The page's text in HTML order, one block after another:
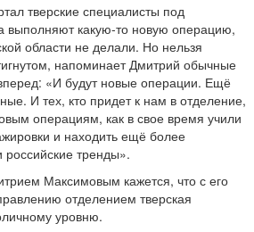
тверские специалисты под
выполняют какую-то новую операцию,
области не делали. Но нельзя
напоминает Дмитрий обычные
«И будут новые операции. Ещё
И тех, кто придет к нам в отделение,
операциям, как в свое время учили
и находить ещё более
тренды».
Максимовым кажется, что с его
отделением тверская
уровню.